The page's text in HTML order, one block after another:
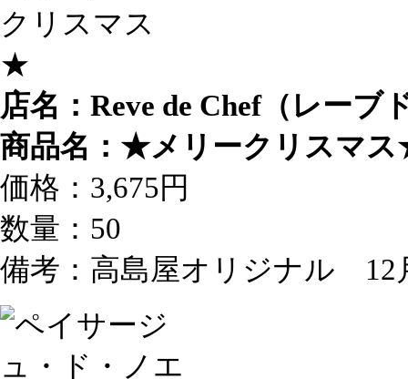
店名：Reve de Chef（レーブ
商品名：★メリークリスマ
価格：3,675円
数量：50
備考：高島屋オリジナル 12